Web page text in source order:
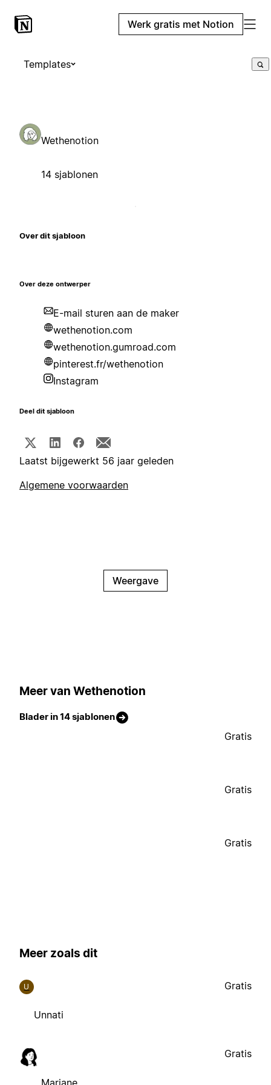
Werk gratis met Notion
Templates
Wethenotion
14 sjablonen
Over dit sjabloon
Over deze ontwerper
E-mail sturen aan de maker
wethenotion.com
wethenotion.gumroad.com
pinterest.fr/wethenotion
Instagram
Deel dit sjabloon
Laatst bijgewerkt 56 jaar geleden
Algemene voorwaarden
Weergave
Meer van Wethenotion
Blader in 14 sjablonen
Gratis
Gratis
Gratis
Meer zoals dit
U
Unnati
Gratis
Mariane
Gratis